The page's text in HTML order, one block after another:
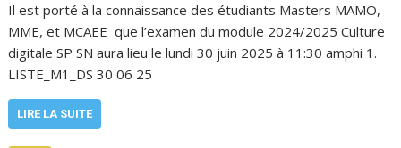
Il est porté à la connaissance des étudiants Masters MAMO,
MME, et MCAEE que l’examen du module 2024/2025 Culture
digitale SP SN aura lieu le lundi 30 juin 2025 à 11:30 amphi 1.
LISTE_M1_DS 30 06 25
LIRE LA SUITE